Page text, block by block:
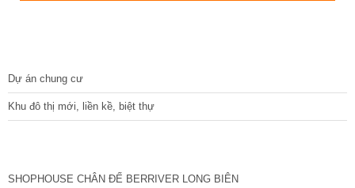
Dự án chung cư
Khu đô thị mới, liền kề, biệt thự
SHOPHOUSE CHÂN ĐẾ BERRIVER LONG BIÊN